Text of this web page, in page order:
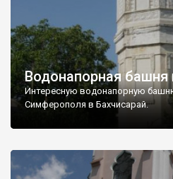
Водонапорная башня
Интересную водонапорную
Симферополя в Бахчисарай.